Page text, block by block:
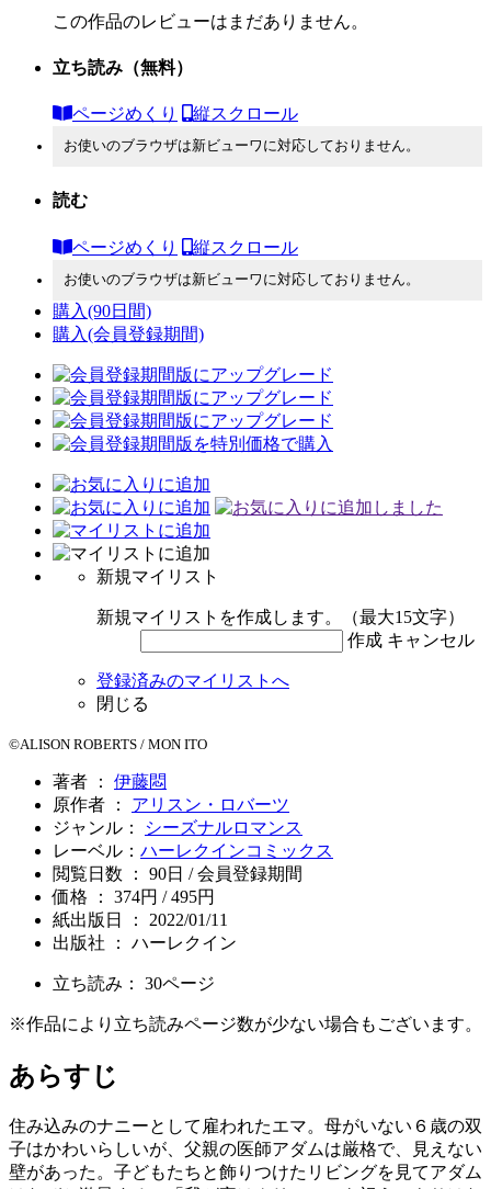
この作品のレビューはまだありません。
立ち読み （無料）
ページめくり 縦スクロール
お使いのブラウザは新ビューワに対応しておりません。
読む
ページめくり 縦スクロール
お使いのブラウザは新ビューワに対応しておりません。
購入(90日間)
購入(会員登録期間)
新規マイリスト
新規マイリストを作成します。（最大15文字）
作成 キャンセル
登録済みのマイリストへ
閉じる
©ALISON ROBERTS / MON ITO
著者 ： 伊藤悶
原作者 ： アリスン・ロバーツ
ジャンル：
シーズナルロマンス
レーベル： ハーレクインコミックス
閲覧日数 ： 90日 / 会員登録期間
価格 ： 374円 / 495円
紙出版日 ： 2022/01/11
出版社 ： ハーレクイン
立ち読み： 30ページ
※作品により立ち読みページ数が少ない場合もございます。
あらすじ
住み込みのナニーとして雇われたエマ。母がいない６歳の双
子はかわいらしいが、父親の医師アダムは厳格で、見えない
壁があった。子どもたちと飾りつけたリビングを見てアダム